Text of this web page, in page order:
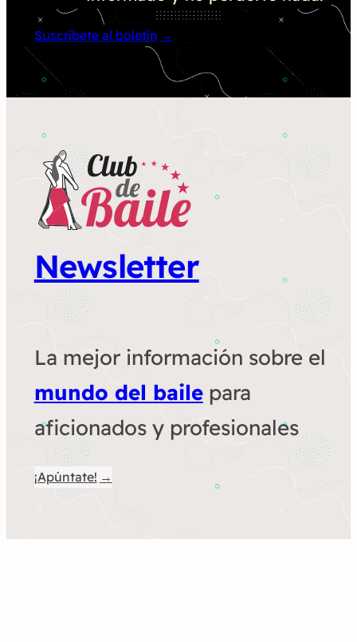
Suscríbete al boletín
Newsletter
La mejor información sobre el
mundo del bailepara
aficionados y profesionales
¡Apúntate!